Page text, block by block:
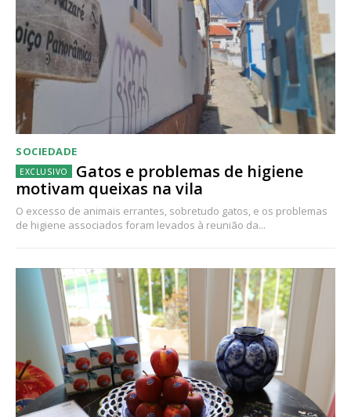
SOCIEDADE
Gatos e problemas de higiene
motivam queixas na vila
O excesso de animais errantes, sobretudo gatos, e os problemas
de higiene associados foram levados à reunião da...